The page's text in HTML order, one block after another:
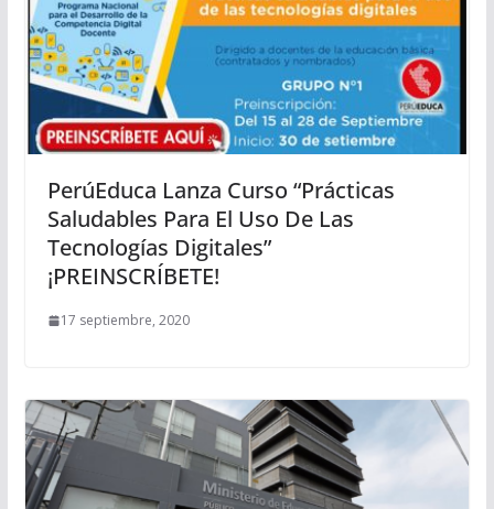
PerúEduca Lanza Curso “Prácticas
Saludables Para El Uso De Las
Tecnologías Digitales”
¡PREINSCRÍBETE!
17 septiembre, 2020